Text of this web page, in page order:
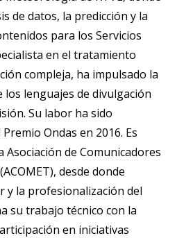
de datos, la predicción y la
para los Servicios
en el tratamiento
compleja, ha impulsado la
los lenguajes de divulgación
Su labor ha sido
Ondas en 2016. Es
Asociación de Comunicadores
desde donde
y la profesionalización del
su trabajo técnico con la
en iniciativas